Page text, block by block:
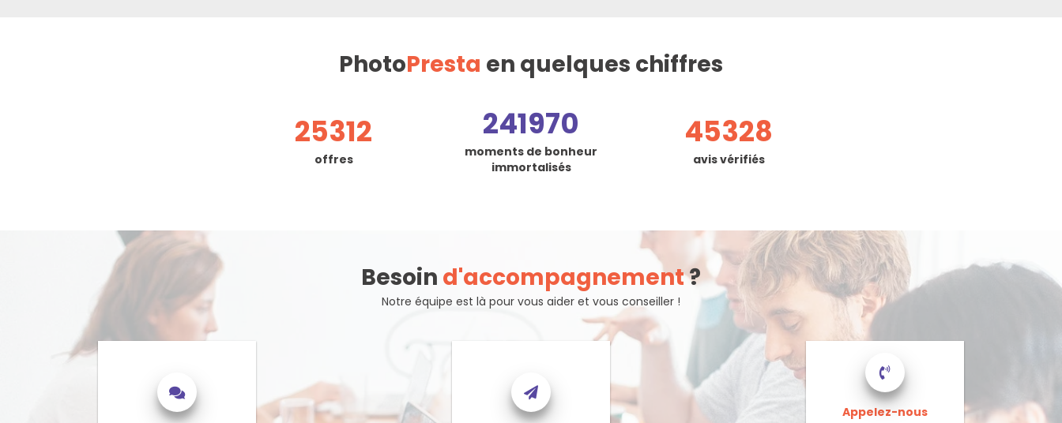
PhotoPresta en quelques chiffres
25312
offres
241970
moments de bonheur
immortalisés
45328
avis vérifiés
Besoin d'accompagnement?
Notre équipe est là pour vous aider et vous conseiller !
Appelez-nous